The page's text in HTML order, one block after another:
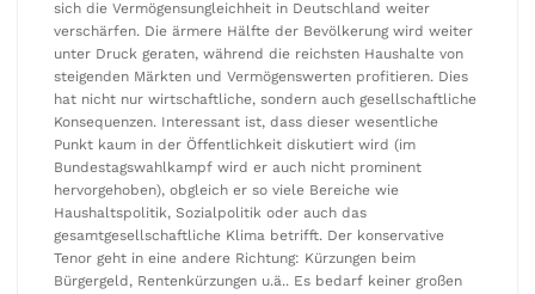
sich die Vermögensungleichheit in Deutschland weiter
verschärfen. Die ärmere Hälfte der Bevölkerung wird weiter
unter Druck geraten, während die reichsten Haushalte von
steigenden Märkten und Vermögenswerten profitieren. Dies
hat nicht nur wirtschaftliche, sondern auch gesellschaftliche
Konsequenzen. Interessant ist, dass dieser wesentliche
Punkt kaum in der Öffentlichkeit diskutiert wird (im
Bundestagswahlkampf wird er auch nicht prominent
hervorgehoben), obgleich er so viele Bereiche wie
Haushaltspolitik, Sozialpolitik oder auch das
gesamtgesellschaftliche Klima betrifft. Der konservative
Tenor geht in eine andere Richtung: Kürzungen beim
Bürgergeld, Rentenkürzungen u.ä.. Es bedarf keiner großen